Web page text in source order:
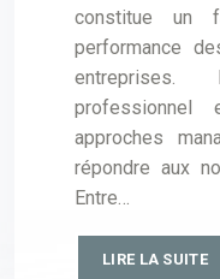
constitue un
performance
entreprises.
professionnel
approches
répondre aux
Entre…
LIRE LA SUITE